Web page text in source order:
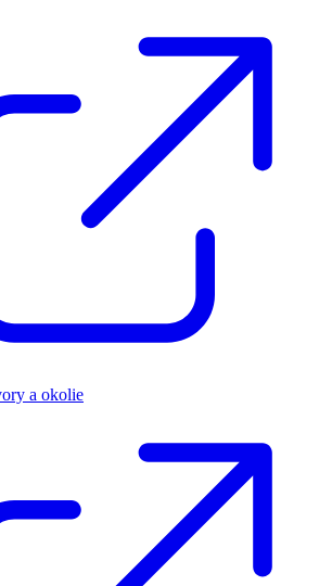
a okolie